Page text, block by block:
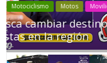
Industria Movilidad
Choferes
Ecuador en